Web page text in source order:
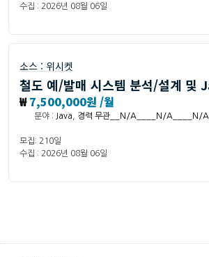
수집 : 2026년 08월 06일
소스 : 위시켓
철도 예/발매 시스템 분석/설계 및
₩7,500,000원 /월
분야 : Java 경력 무관__N/A____N/A____N/
모집: 210일
수집 : 2026년 08월 06일